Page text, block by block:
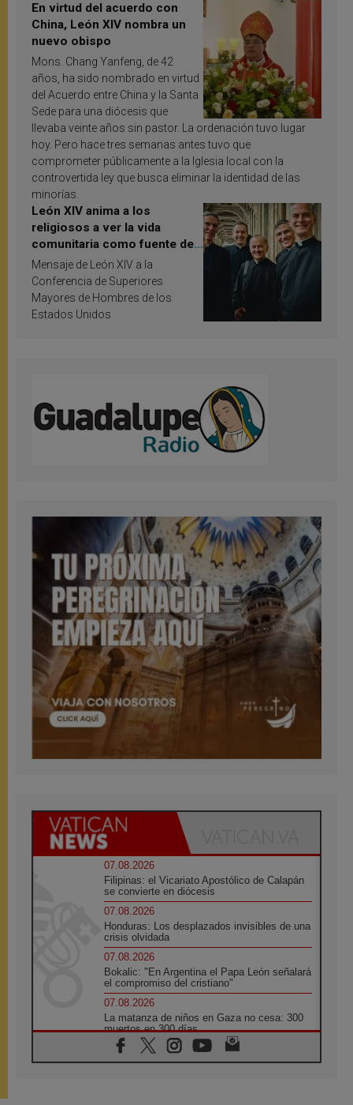
En virtud del acuerdo con
China, León XIV nombra un
nuevo obispo
Mons. Chang Yanfeng, de 42
años, ha sido nombrado en virtud
del Acuerdo entre China y la Santa
Sede para una diócesis que
llevaba veinte años sin pastor. La ordenación tuvo lugar
hoy. Pero hace tres semanas antes tuvo que
comprometer públicamente a la Iglesia local con la
controvertida ley que busca eliminar la identidad de las
minorías.
León XIV anima a los
religiosos a ver la vida
comunitaria como fuente de
inspiración y santificación
Mensaje de León XIV a la
Conferencia de Superiores
Mayores de Hombres de los
Estados Unidos
07.08.2026
Filipinas: el Vicariato Apostólico de Calapán
se convierte en diócesis
07.08.2026
Honduras: Los desplazados invisibles de una
crisis olvidada
07.08.2026
Bokalic: "En Argentina el Papa León señalará
el compromiso del cristiano"
07.08.2026
La matanza de niños en Gaza no cesa: 300
muertos en 300 días
07.08.2026
Tagle: La guerra desfigura el mundo, solo la